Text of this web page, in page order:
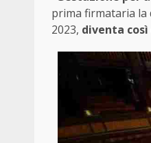
prima firmataria la
2023, diventa